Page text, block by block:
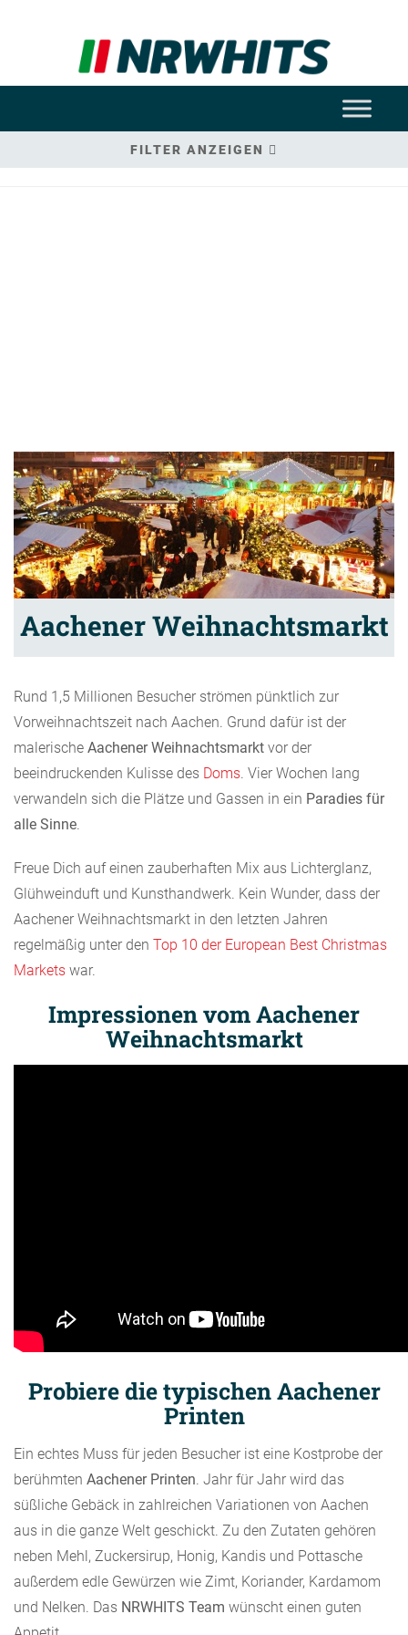
FILTER ANZEIGEN
Aachener Weihnachtsmarkt
Rund 1,5 Millionen Besucher strömen pünktlich zur
Vorweihnachtszeit nach Aachen. Grund dafür ist der
malerische Aachener Weihnachtsmarkt vor der
beeindruckenden Kulisse des Doms . Vier Wochen lang
verwandeln sich die Plätze und Gassen in ein Paradies für
alle Sinne
Freue Dich auf einen zauberhaften Mix aus Lichterglanz,
Glühweinduft und Kunsthandwerk. Kein Wunder, dass der
Aachener Weihnachtsmarkt in den letzten Jahren
regelmäßig unter den Top 10 der European Best Christmas
Markets war.
Impressionen vom Aachener
Weihnachtsmarkt
Probiere die typischen Aachener
Printen
Ein echtes Muss für jeden Besucher ist eine Kostprobe der
berühmten Aachener Printen . Jahr für Jahr wird das
süßliche Gebäck in zahlreichen Variationen von Aachen
aus in die ganze Welt geschickt. Zu den Zutaten gehören
neben Mehl, Zuckersirup, Honig, Kandis und Pottasche
außerdem edle Gewürzen wie Zimt, Koriander, Kardamom
und Nelken. Das NRWHITS Team wünscht einen guten